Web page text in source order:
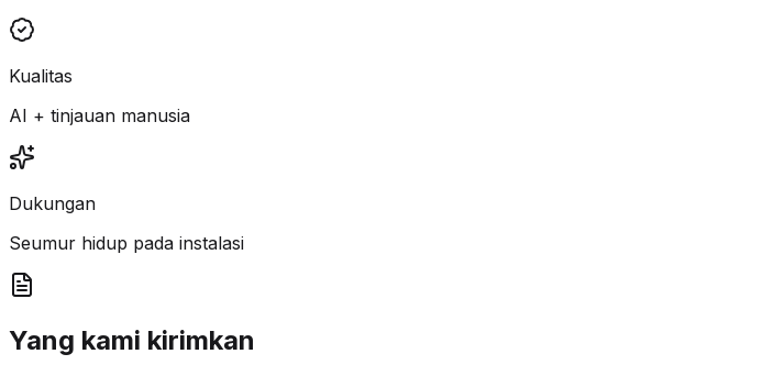
Kualitas
AI + tinjauan manusia
Dukungan
Seumur hidup pada instalasi
Yang kami kirimkan